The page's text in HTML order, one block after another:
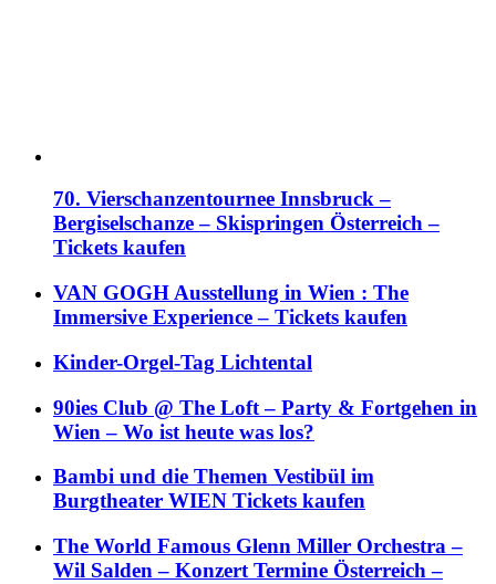
70. Vierschanzentournee Innsbruck –
Bergiselschanze – Skispringen Österreich –
Tickets kaufen
VAN GOGH Ausstellung in Wien : The
Immersive Experience – Tickets kaufen
Kinder-Orgel-Tag Lichtental
90ies Club @ The Loft – Party & Fortgehen in
Wien – Wo ist heute was los?
Bambi und die Themen Vestibül im
Burgtheater WIEN Tickets kaufen
The World Famous Glenn Miller Orchestra –
Wil Salden – Konzert Termine Österreich –